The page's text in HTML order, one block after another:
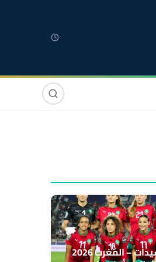
صوت وصورة
كأس أمم إفريقيا للسيدات – المغرب 2026